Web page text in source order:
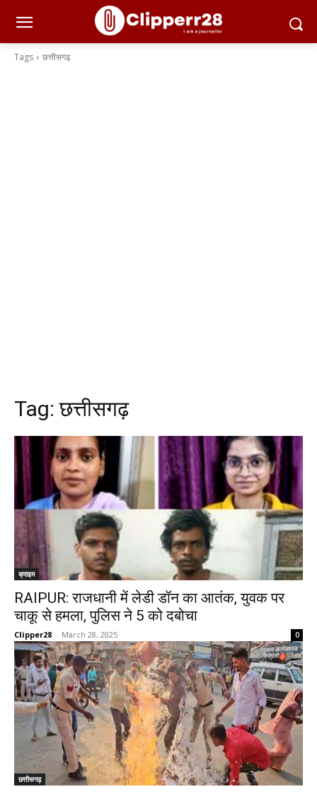
Tags छत्तीसगढ़
Tag:छत्तीसगढ़
क्राइम
RAIPUR: राजधानी में लेडी डॉन का आतंक, युवक पर
चाकू से हमला, पुलिस ने 5 को दबोचा
Clipper28 - March 28, 2025 0
छत्तीसगढ़